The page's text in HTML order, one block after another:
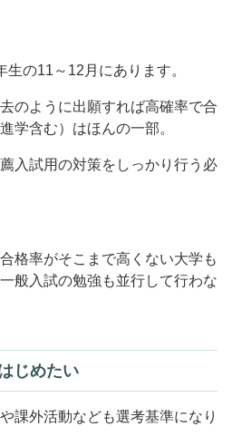
の11～12月にあります。
のように出願すれば高確率で合
学含む）はほんの一部。
入試用の対策をしっかり行う必
格率がそこまで高くない大学も
般入試の勉強も並行して行わな
じめたい
課外活動なども選考基準になり